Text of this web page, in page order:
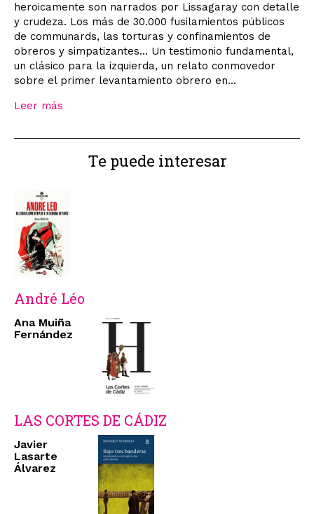
heroicamente son narrados por Lissagaray con detalle
y crudeza. Los más de 30.000 fusilamientos públicos
de communards, las torturas y confinamientos de
obreros y simpatizantes... Un testimonio fundamental,
un clásico para la izquierda, un relato conmovedor
sobre el primer levantamiento obrero en...
Leer más
Te puede interesar
André Léo
Ana Muiña
Fernández
LAS CORTES DE CÁDIZ
Javier
Lasarte
Álvarez